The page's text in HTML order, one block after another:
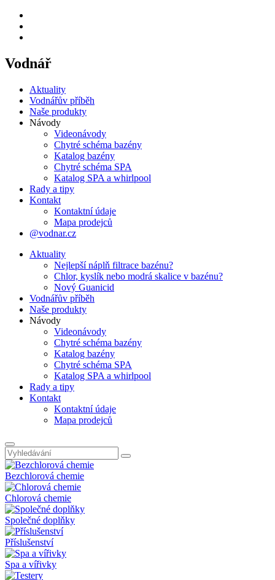
Vodnář
Aktuality
Vodnářův příběh
Naše produkty
Návody
Videonávody
Chytré schéma bazény
Katalog bazény
Chytré schéma SPA
Katalog SPA a whirlpool
Rady a tipy
Kontakt
Kontaktní údaje
Mapa prodejců
@vodnar.cz
Aktuality
Nejlepší náplň filtrace bazénu?
Chlor, kyslík nebo modrá skalice v bazénu?
Nový Guanicid
Vodnářův příběh
Naše produkty
Návody
Videonávody
Chytré schéma bazény
Katalog bazény
Chytré schéma SPA
Katalog SPA a whirlpool
Rady a tipy
Kontakt
Kontaktní údaje
Mapa prodejců
Bezchlorová chemie
Chlorová chemie
Společné doplňky
Příslušenství
Spa a vířivky